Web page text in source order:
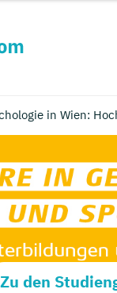
in Wien:
Zu den